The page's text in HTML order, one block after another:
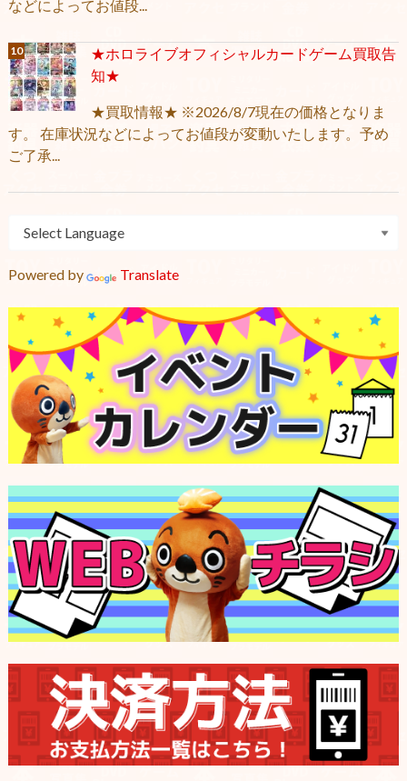
などによってお値段...
★ホロライブオフィシャルカードゲーム買取告
知★
★買取情報★ ※2026/8/7現在の価格となりま
す。 在庫状況などによってお値段が変動いたします。予め
ご了承...
Powered by Translate